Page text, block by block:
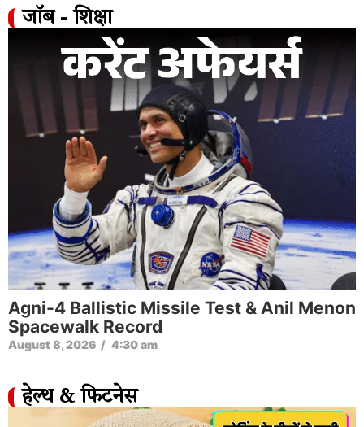
जॉब - शिक्षा
Agni-4 Ballistic Missile Test & Anil Menon
Spacewalk Record
August 8, 2026 / 4:30 am
हेल्थ & फिटनेस